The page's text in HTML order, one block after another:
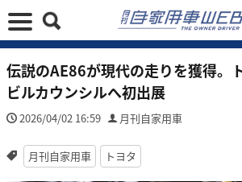
伝説のAE86が現代の走りを獲得。
ビルカウンシルへ初出展
2026/04/02 16:59 月刊自家用車
月刊自家用車 トヨタ